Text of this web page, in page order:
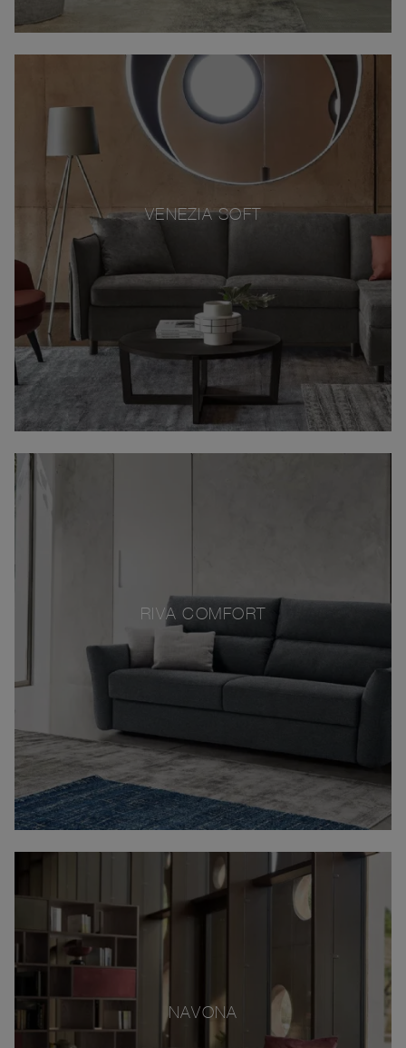
VENEZIA SOFT
RIVA COMFORT
NAVONA